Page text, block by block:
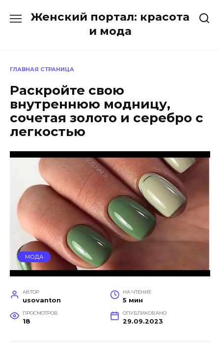
Женский портал: красота
и мода
ГЛАВНАЯ СТРАНИЦА
Раскройте свою
внутреннюю модницу,
сочетая золото и серебро с
легкостью
МОДА
АВТОР
usovanton
НА ЧТЕНИЕ
5 мин
ПРОСМОТРОВ
18
ОПУБЛИКОВАНО
29.09.2023